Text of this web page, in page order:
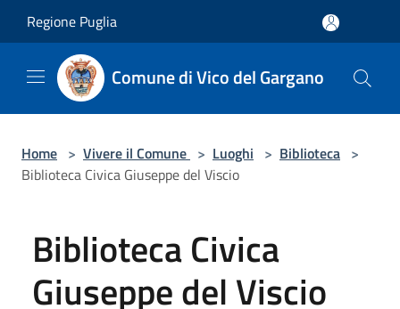
Regione Puglia
Comune di Vico del Gargano
Home > Vivere il Comune > Luoghi > Biblioteca >
Biblioteca Civica Giuseppe del Viscio
Biblioteca Civica
Giuseppe del Viscio